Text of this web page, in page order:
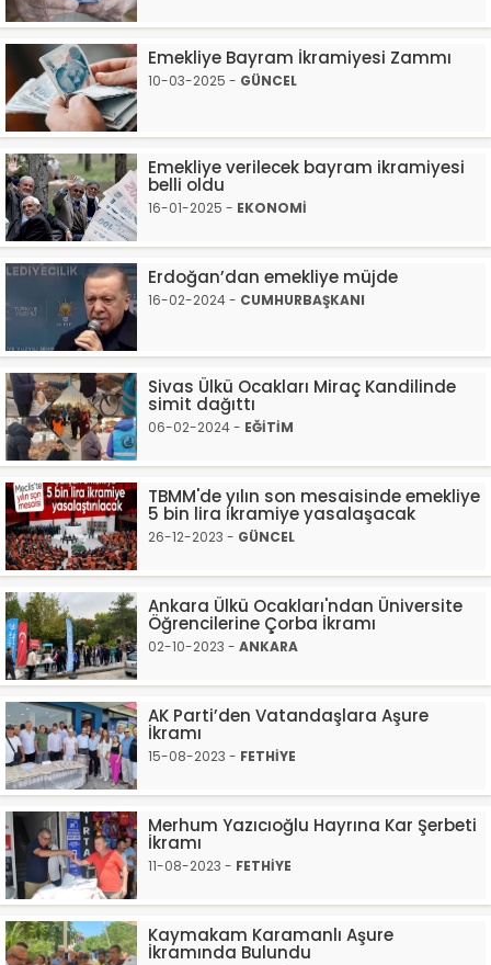
Emekliye Bayram İkramiyesi Zammı
10-03-2025 - GÜNCEL
Emekliye verilecek bayram ikramiyesi
belli oldu
16-01-2025 - EKONOMİ
Erdoğan’dan emekliye müjde
16-02-2024 - CUMHURBAŞKANI
Sivas Ülkü Ocakları Miraç Kandilinde
simit dağıttı
06-02-2024 - EĞİTİM
TBMM'de yılın son mesaisinde emekliye
5 bin lira ikramiye yasalaşacak
26-12-2023 - GÜNCEL
Ankara Ülkü Ocakları'ndan Üniversite
Öğrencilerine Çorba İkramı
02-10-2023 - ANKARA
AK Parti’den Vatandaşlara Aşure
İkramı
15-08-2023 - FETHİYE
Merhum Yazıcıoğlu Hayrına Kar Şerbeti
İkramı
11-08-2023 - FETHİYE
Kaymakam Karamanlı Aşure
İkramında Bulundu